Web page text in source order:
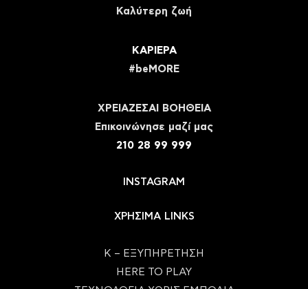
Καλύτερη ζωή
ΚΑΡΙΕΡΑ
#beMORE
ΧΡΕΙΑΖΕΣΑΙ ΒΟΗΘΕΙΑ
Eπικοινώνησε μαζί μας
210 28 99 999
INSTAGRAM
ΧΡΗΣΙΜΑ LINKS
Κ – ΕΞΥΠΗΡΕΤΗΣΗ
HERE TO PLAY